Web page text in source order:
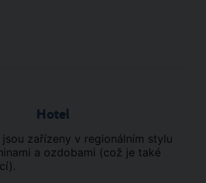
Hotel
zařízeny v regionálním stylu
a ozdobami (což je také